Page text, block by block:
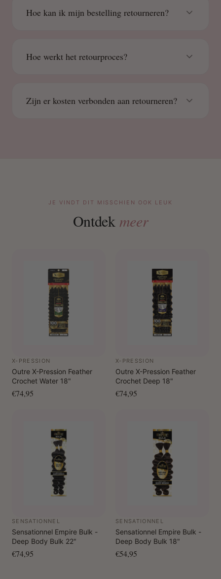
Hoe kan ik mijn bestelling retourneren?
Hoe werkt het retourproces?
Zijn er kosten verbonden aan retourneren?
JE VINDT DIT MISSCHIEN OOK LEUK
Ontdek meer
X-PRESSION
Outre X-Pression Feather
Crochet Water 18"
€74,95
X-PRESSION
Outre X-Pression Feather
Crochet Deep 18"
€74,95
SENSATIONNEL
Sensationnel Empire Bulk -
Deep Body Bulk 22"
€74,95
SENSATIONNEL
Sensationnel Empire Bulk -
Deep Body Bulk 18"
€54,95